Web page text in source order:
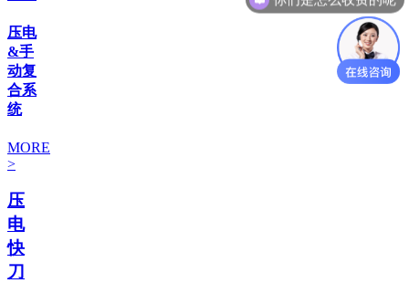
压电
&手
动复
合系
统
MORE
>
压
电
快
刀